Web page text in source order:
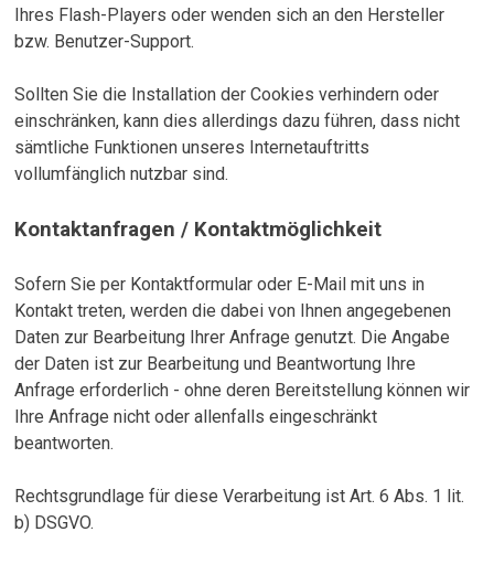
Ihres Flash-Players oder wenden sich an den Hersteller
bzw. Benutzer-Support.
Sollten Sie die Installation der Cookies verhindern oder
einschränken, kann dies allerdings dazu führen, dass nicht
sämtliche Funktionen unseres Internetauftritts
vollumfänglich nutzbar sind.
Kontaktanfragen / Kontaktmöglichkeit
Sofern Sie per Kontaktformular oder E-Mail mit uns in
Kontakt treten, werden die dabei von Ihnen angegebenen
Daten zur Bearbeitung Ihrer Anfrage genutzt. Die Angabe
der Daten ist zur Bearbeitung und Beantwortung Ihre
Anfrage erforderlich - ohne deren Bereitstellung können wir
Ihre Anfrage nicht oder allenfalls eingeschränkt
beantworten.
Rechtsgrundlage für diese Verarbeitung ist Art. 6 Abs. 1 lit.
b) DSGVO.